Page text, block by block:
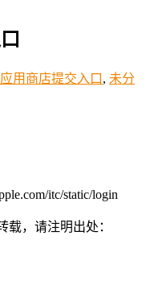
用商店提交入口 , 未分
itc/static/login
载，请注明出处：